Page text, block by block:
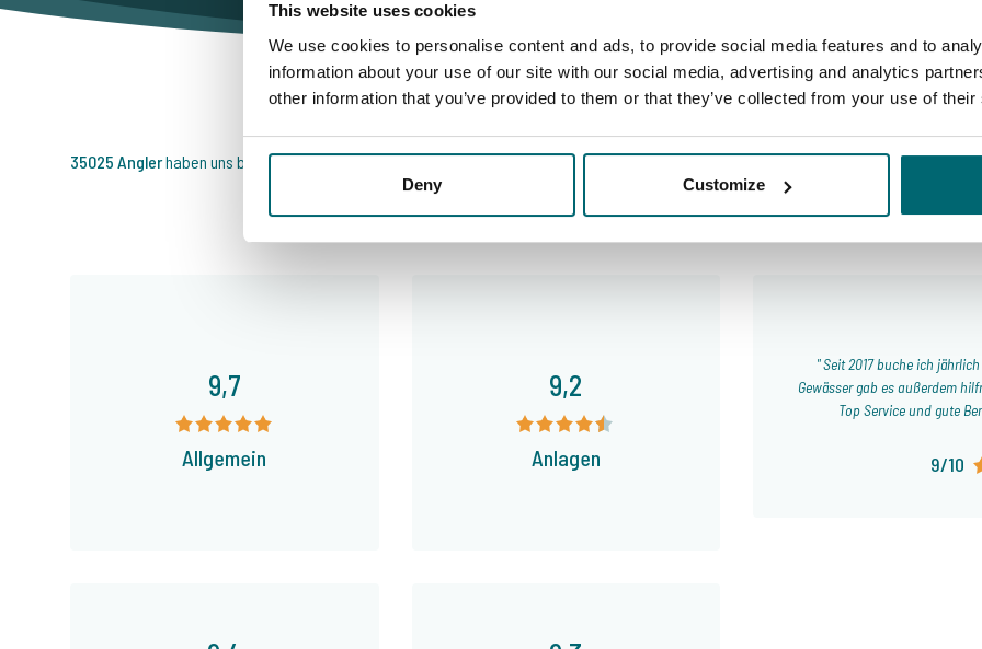
This website uses cookies
We use cookies to personalise content and ads, to provide social media features and to
information about your use of our site with our social media, advertising and analytics
other information that you’ve provided to them or that they’ve collected from your use of
Deny Customize
Darum buchen Sie bei The Carp
Specialist
35025 Anglerhaben uns bereits bewertet
9,7
Allgemein
9,2
Anlagen
Seit 2017 buche ich
Gewässer gab es außerdem
Top Service und gute
9/10